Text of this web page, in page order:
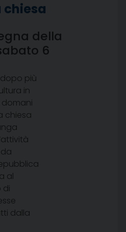
chiesa
della
6
più
in
domani
chiesa
al
di
dalla